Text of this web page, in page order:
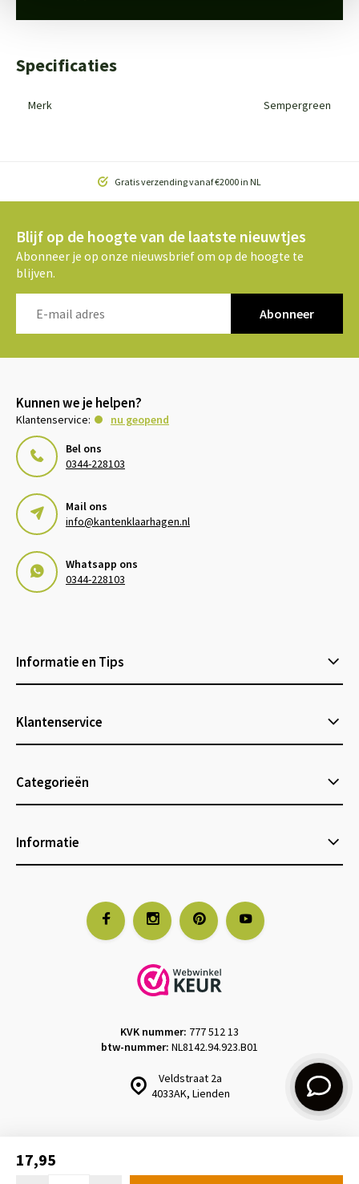
17,95
Specificaties
Merk Sempergreen
Gratis verzending vanaf €2000 in NL
Blijf op de hoogte van de laatste nieuwtjes
Abonneer je op onze nieuwsbrief om op de hoogte te
blijven.
Abonneer
Kunnen we je helpen?
Klantenservice:
nu geopend
Bel ons
0344-228103
Mail ons
info@kantenklaarhagen.nl
Whatsapp ons
0344-228103
Informatie en Tips
Klantenservice
Categorieën
Informatie
Veldstraat 2a
4033AK, Lienden
KVK nummer: 777 512 13
btw-nummer: NL8142.94.923.B01